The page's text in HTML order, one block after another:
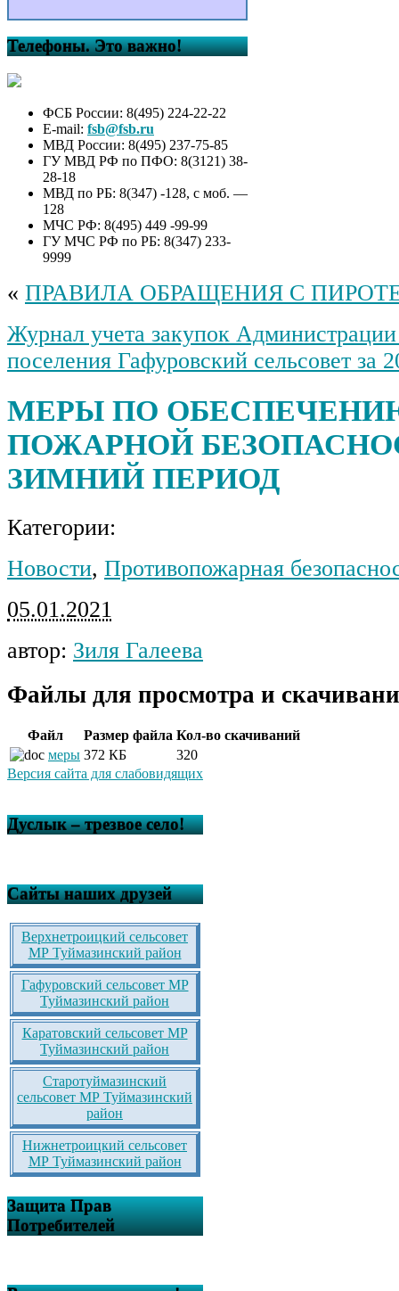
Телефоны. Это важно!
ФСБ России: 8(495) 224-22-22
E-mail: fsb@fsb.ru
МВД России: 8(495) 237-75-85
ГУ МВД РФ по ПФО: 8(3121) 38-
28-18
МВД по РБ: 8(347) -128, с моб. —
128
МЧС РФ: 8(495) 449 -99-99
ГУ МЧС РФ по РБ: 8(347) 233-
9999
« ПРАВИЛА ОБРАЩЕНИЯ С
Журнал учета закупок Администрации
поселения Гафуровский сельсовет за
МЕРЫ ПО
ПОЖАРНОЙ
ЗИМНИЙ ПЕРИОД
Категории:
Новости, Противопожарная
05.01.2021
автор: Зиля Галеева
Файлы для просмотра и
Файл Размер файла Кол-во скачиваний
меры 372 КБ
320
Версия сайта для слабовидящих
Дуслык – трезвое село!
Сайты наших друзей
Верхнетроицкий сельсовет
МР Туймазинский район
Гафуровский сельсовет МР
Туймазинский район
Каратовский сельсовет МР
Туймазинский район
Старотуймазинский
сельсовет МР Туймазинский
район
Нижнетроицкий сельсовет
МР Туймазинский район
Защита Прав
Потребителей